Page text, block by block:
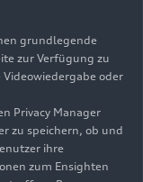
grundlegende
zur Verfügung zu
oder
Privacy Manager
zu speichern, ob und
ihre
zum Ensighten